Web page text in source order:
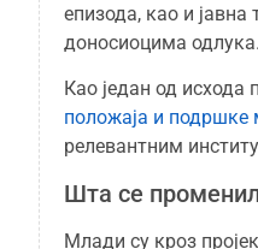
епизода, као и
доносиоцима одлука.
Као један од исхода
положаја и
релевантним
Шта се
Млади су кроз